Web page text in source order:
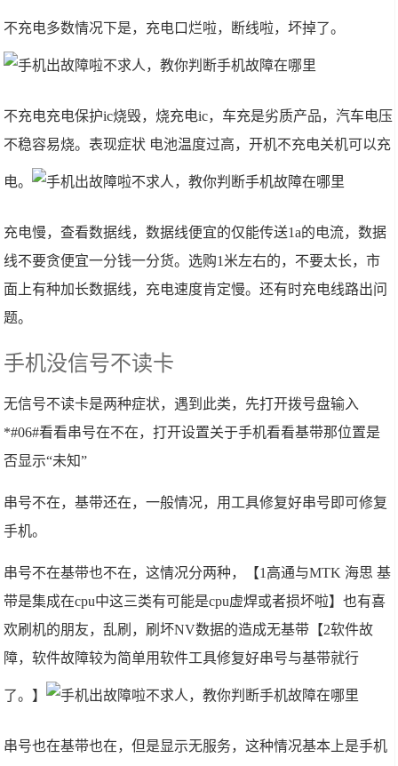
不充电多数情况下是，充电口烂啦，断线啦，坏掉了。
不充电充电保护ic烧毁，烧充电ic，车充是劣质产品，汽车电压
不稳容易烧。表现症状 电池温度过高，开机不充电关机可以充
电。
充电慢，查看数据线，数据线便宜的仅能传送1a的电流，数据
线不要贪便宜一分钱一分货。选购1米左右的，不要太长，市
面上有种加长数据线，充电速度肯定慢。还有时充电线路出问
题。
手机没信号不读卡
无信号不读卡是两种症状，遇到此类，先打开拨号盘输入
*#06#看看串号在不在，打开设置关于手机看看基带那位置是
否显示“未知”
串号不在，基带还在，一般情况，用工具修复好串号即可修复
手机。
串号不在基带也不在，这情况分两种，【1高通与MTK 海思 基
带是集成在cpu中这三类有可能是cpu虚焊或者损坏啦】也有喜
欢刷机的朋友，乱刷，刷坏NV数据的造成无基带【2软件故
障，软件故障较为简单用软件工具修复好串号与基带就行
了。】
串号也在基带也在，但是显示无服务，这种情况基本上是手机